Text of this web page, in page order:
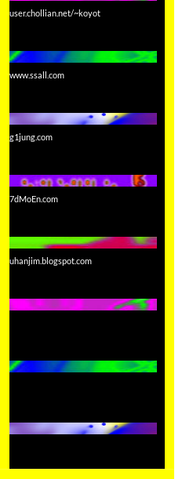
user.chollian.net/~koyot
www.ssall.com
g1jung.com
7dMoEn.com
uhanjim.blogspot.com